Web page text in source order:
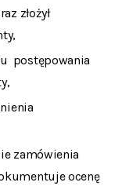
złożył
postępowania
zamówienia
ocenę